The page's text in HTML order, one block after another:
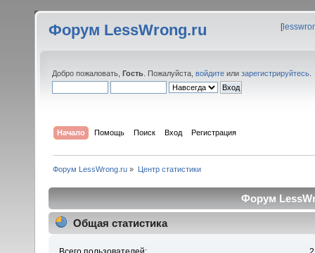
Форум LessWrong.ru [
Добро пожаловать, Гость . Пожалуйста, войдите или зарегистрируйтесь
Начало Помощь Поиск Вход Регистрация
Форум LessWrong.ru » Центр статистики
Форум
Общая статистика